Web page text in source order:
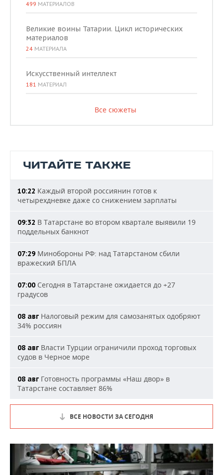
499 МАТЕРИАЛОВ
Великие воины Татарии. Цикл исторических
материалов
24 МАТЕРИАЛА
Искусственный интеллект
181 МАТЕРИАЛ
Все сюжеты
ЧИТАЙТЕ ТАКЖЕ
10:22 Каждый второй россиянин готов к
четырехдневке даже со снижением зарплаты
09:32 В Татарстане во втором квартале выявили 19
поддельных банкнот
07:29 Минобороны РФ: над Татарстаном сбили
вражеский БПЛА
07:00 Сегодня в Татарстане ожидается до +27
градусов
08 авг Налоговый режим для самозанятых одобряют
34% россиян
08 авг Власти Турции ограничили проход торговых
судов в Черное море
08 авг Готовность программы «Наш двор» в
Татарстане составляет 86%
ВСЕ НОВОСТИ ЗА СЕГОДНЯ